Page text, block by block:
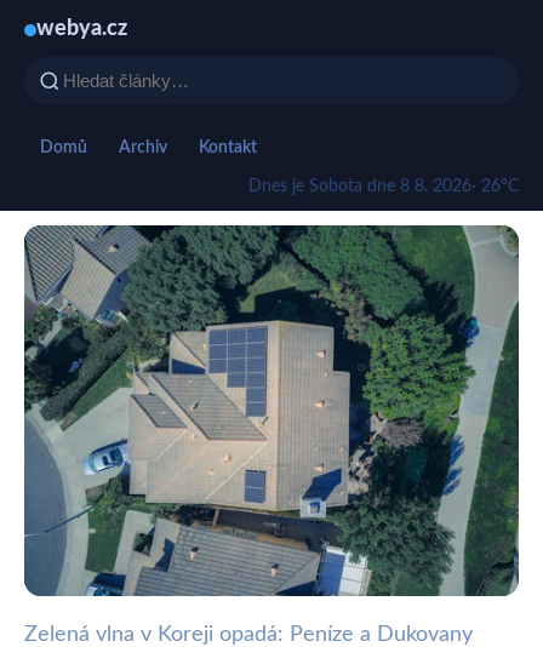
webya.cz
Domů Archiv Kontakt
Dnes je Sobota dne 8 8. 2026· 26°C
webya.cz
Zelená vlna v Koreji opadá: Peníze a Dukovany